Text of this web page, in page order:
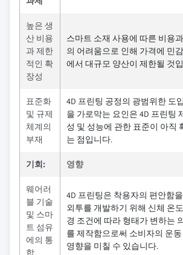
높은 생
산 비용
과 제한
적인 확
장성
스마트 소재 사용에 따른 비용
의 어려움으로 인해 가격에 민
에서 대규모 양산이 제한될 것
표준화
및 규제
체계의
부재
4D 프린팅 공정의 광범위한 도
을 가로막는 요인은 4D 프린팅
성 및 성능에 관한 표준이 아직
는 점입니다.
기회: 영향
웨어러
블 기술
및 스마
트 섬유
에의 통
합
4D 프린팅은 착용자의 편안함
외투를 개발하기 위해 신체 온
경 조건에 따라 형태가 변하는
를 제작함으로써 소비자의 운
영향을 미칠 수 있습니다.